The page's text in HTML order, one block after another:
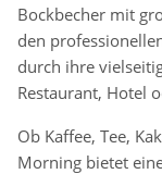
Bockbecher mit
den
durch ihre
Restaurant, Hotel
Ob Kaffee, Tee,
Morning bietet